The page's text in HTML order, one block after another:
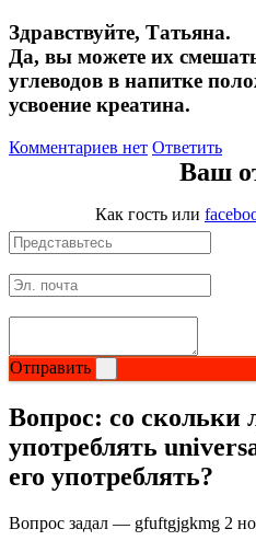
Здравствуйте, Татьяна.
Да, вы можете их
углеводов в напитке
усвоение креатина.
Комментариев нет Ответить
Ваш
Как гость или
Отправить
Вопрос: со скольки
употреблять
его употреблять?
Вопрос задал — gfuftgjgkmg 2